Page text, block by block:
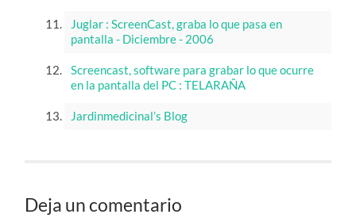
Juglar : ScreenCast, graba lo que pasa en
pantalla - Diciembre - 2006
Screencast, software para grabar lo que ocurre
en la pantalla del PC : TELARAÑA
Jardinmedicinal’s Blog
Deja un comentario